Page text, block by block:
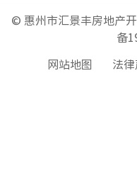
© 惠州市汇景丰房地产
备
网站地图 法律